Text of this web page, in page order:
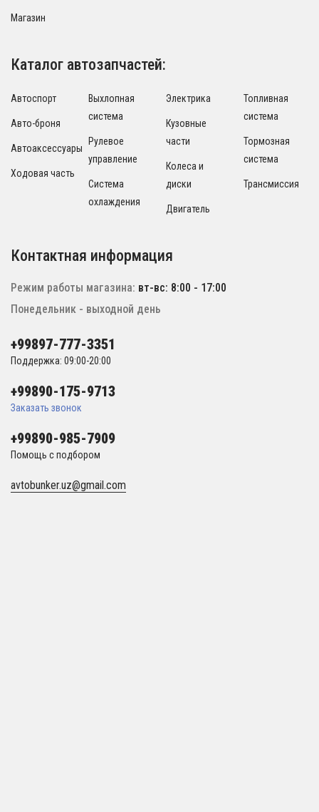
Магазин
Каталог автозапчастей:
Автоспорт
Авто-броня
Автоаксессуары
Ходовая часть
Выхлопная
система
Рулевое
управление
Система
охлаждения
Электрика
Кузовные
части
Колеса и
диски
Двигатель
Топливная
система
Тормозная
система
Трансмиссия
Контактная информация
Режим работы магазина: вт-вс: 8:00 - 17:00
Понедельник - выходной день
+99897-777-3351
Поддержка: 09:00-20:00
+99890-175-9713
Заказать звонок
+99890-985-7909
Помощь с подбором
avtobunker.uz@gmail.com